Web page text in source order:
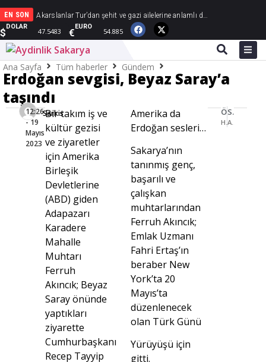
EN SON Demetoğlu Ailesinin mutlu günü
$
DOLAR
47.5483 €
EURO
54.885
Ana Sayfa Tüm haberler Gündem
Erdoğan sevgisi, Beyaz Saray’a
taşındı
Sarkis
12:26
- 19
Mayıs
2023
Bir takım iş ve
kültür gezisi
ve ziyaretler
için Amerika
Birleşik
Devletlerine
(ABD) giden
Adapazarı
Karadere
Mahalle
Muhtarı
Ferruh
Akıncık; Beyaz
Saray önünde
yaptıkları
ziyarette
Cumhurbaşkanı
Recep Tayyip
Amerika da
Erdoğan sesleri…
Sakarya’nın
tanınmış genç,
başarılı ve
çalışkan
muhtarlarından
Ferruh Akıncık;
Emlak Uzmanı
Fahri Ertaş’ın
beraber New
York’ta 20
Mayıs’ta
düzenlenecek
olan Türk Günü
Yürüyüşü için
gitti.
ÖNCEKI HABER
Hüzün yerini sevince bıraktı
SONRAKI HABER